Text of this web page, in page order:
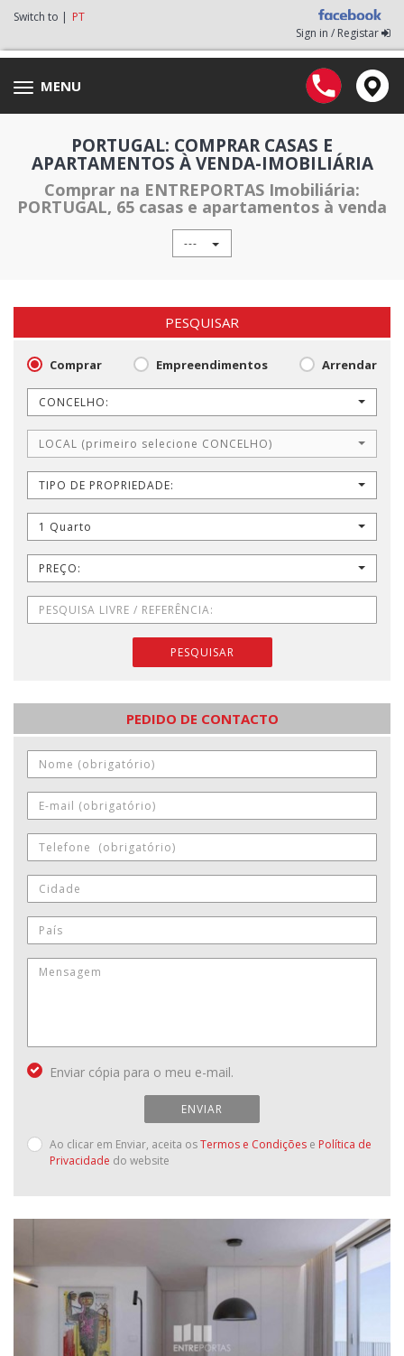
Switch to | PT
Sign in / Registar
Toggle
navigation
MENU
PORTUGAL: COMPRAR CASAS E
APARTAMENTOS À VENDA-IMOBILIÁRIA
Comprar na ENTREPORTAS Imobiliária:
PORTUGAL, 65 casas e apartamentos à venda
---
PESQUISAR
Comprar Empreendimentos Arrendar
CONCELHO:
LOCAL (primeiro selecione CONCELHO)
TIPO DE PROPRIEDADE:
1 Quarto
PREÇO:
PESQUISAR
PEDIDO DE CONTACTO
Enviar cópia para o meu e-mail.
ENVIAR
Ao clicar em Enviar, aceita osTermos e Condições e Política de
Privacidade do website